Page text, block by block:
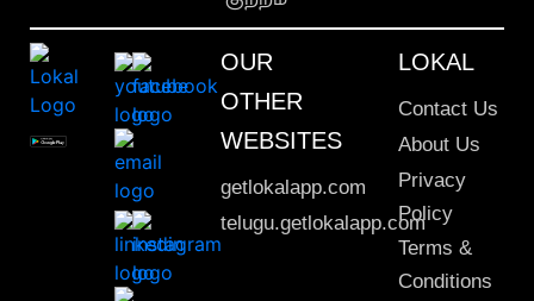
OUR
OTHER
WEBSITES
getlokalapp.com
telugu.getlokalapp.com
LOKAL
Contact Us
About Us
Privacy
Policy
Terms &
Conditions